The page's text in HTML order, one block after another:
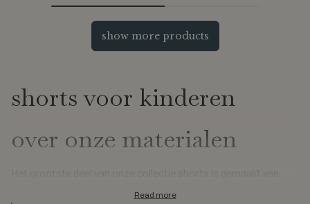
show more products
Read more
shorts voor kinderen
over onze materialen
biologisch katoen, een ademend materiaal. Veel van deze stijlen